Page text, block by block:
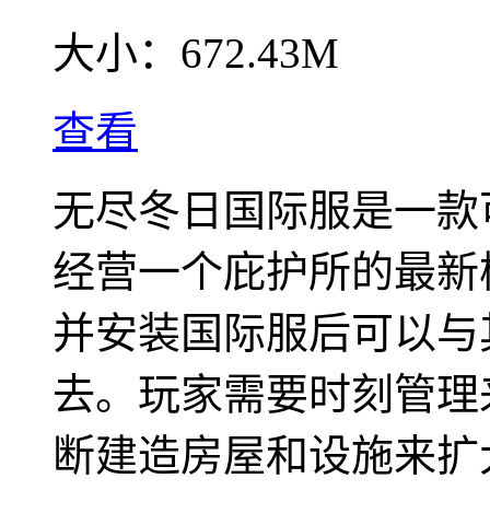
大小： 672.43M
查看
无尽冬日国际服是一
经营一个庇护所的最
并安装国际服后可以
去。玩家需要时刻管
断建造房屋和设施来